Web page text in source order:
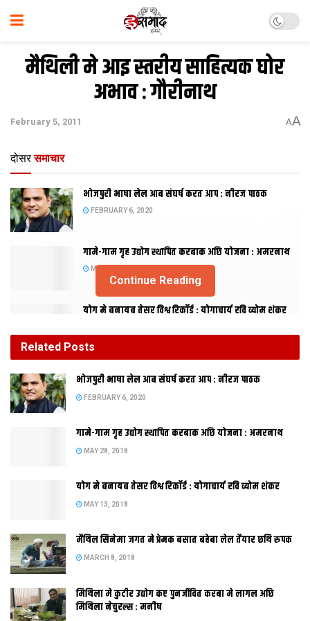
मैथिली मे आइ स्तरीय साहित्यक घोर
अभाव : गौरीनाथ
February 5, 2011 AA
दोसर समाचार
भोजपुरी भाषा लेल आब संघर्ष करत आप : नीरज पाठक
FEBRUARY 6, 2020
गामे-गाम गृह उद्योग स्थापित करबाक अछि योजना : अमरनाथ
MAY 28, 2018
योग मे बनायब तेसर विश्व रिकॉर्ड : योगाचार्य रवि व्योम शंकर
MARCH 8, 2018
प्रस्‍तुत अछि गपशप क किछु अंश’ –समदिया
Continue Reading
Related Posts
भोजपुरी भाषा लेल आब संघर्ष करत आप : नीरज पाठक
FEBRUARY 6, 2020
गामे-गाम गृह उद्योग स्थापित करबाक अछि योजना : अमरनाथ
MAY 28, 2018
योग मे बनायब तेसर विश्व रिकॉर्ड : योगाचार्य रवि व्योम शंकर
MAY 13, 2018
मैथिल सिनेमा जगत मे प्रेमक बसात बहेबा लेल तैयार छथि रुपक
MARCH 8, 2018
मिथिला मे कुटीर उद्योग कए पुनर्जीवित करबा मे लागल अछि
मिथिला नेचुरल्स : मनीष